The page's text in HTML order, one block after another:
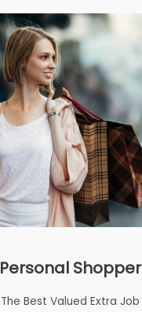
Personal Shopper
The Best Valued Extra Job